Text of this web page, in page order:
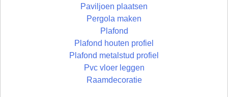
Paviljoen plaatsen
Pergola maken
Plafond
Plafond houten profiel
Plafond metalstud profiel
Pvc vloer leggen
Raamdecoratie